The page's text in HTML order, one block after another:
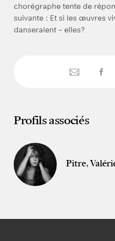
chorégraphe tente de
suivante : Et si les œuvres
danseraient – elles?
Profils associés
Pitre,